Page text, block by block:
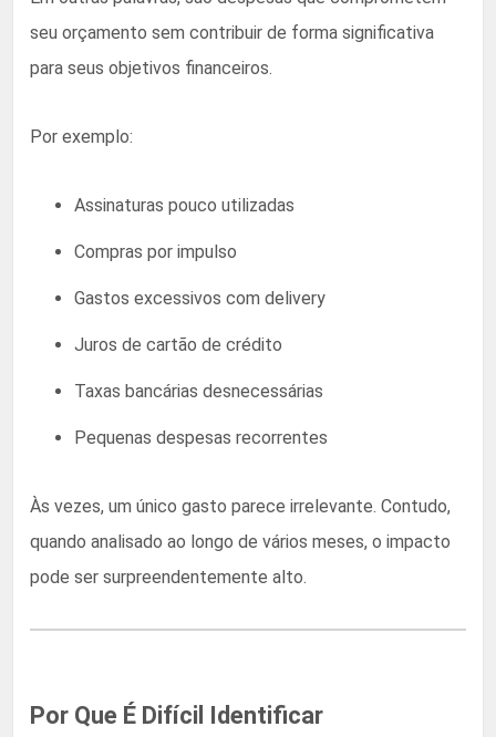
seu orçamento sem contribuir de forma significativa
para seus objetivos financeiros.
Por exemplo:
Assinaturas pouco utilizadas
Compras por impulso
Gastos excessivos com delivery
Juros de cartão de crédito
Taxas bancárias desnecessárias
Pequenas despesas recorrentes
Às vezes, um único gasto parece irrelevante. Contudo,
quando analisado ao longo de vários meses, o impacto
pode ser surpreendentemente alto.
Por Que É Difícil Identificar